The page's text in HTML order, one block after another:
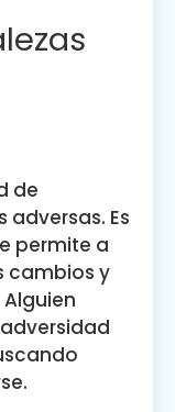
de
Es
permite a
cambios y